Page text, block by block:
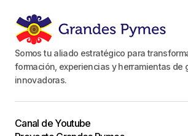
Somos tu aliado estratégico para
formación, experiencias y herramientas de
innovadoras.
Canal de Youtube